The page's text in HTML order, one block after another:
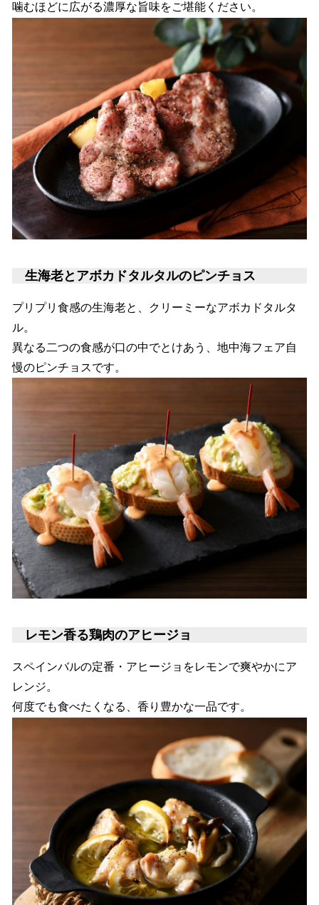
噛むほどに広がる濃厚な旨味をご堪能ください。
生海老とアボカドタルタルのピンチョス
プリプリ食感の生海老と、クリーミーなアボカドタルタ
ル。
異なる二つの食感が口の中でとけあう、地中海フェア自
慢のピンチョスです。
レモン香る鶏肉のアヒージョ
スペインバルの定番・アヒージョをレモンで爽やかにア
レンジ。
何度でも食べたくなる、香り豊かな一品です。